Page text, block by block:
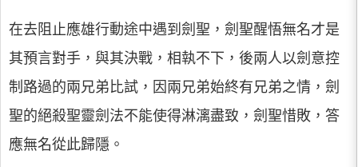
在去阻止應雄行動途中遇到劍聖，劍聖醒悟無名才是
其預言對手，與其決戰，相執不下，後兩人以劍意控
制路過的兩兄弟比試，因兩兄弟始終有兄弟之情，劍
聖的絕殺聖靈劍法不能使得淋漓盡致，劍聖惜敗，答
應無名從此歸隱。